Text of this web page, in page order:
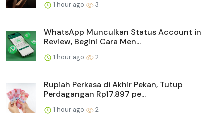
1 hour ago 3
WhatsApp Munculkan Status Account in
Review, Begini Cara Men...
1 hour ago 2
Rupiah Perkasa di Akhir Pekan, Tutup
Perdagangan Rp17.897 pe...
1 hour ago 2